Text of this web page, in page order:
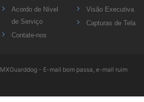
Acordo de Nível
de Serviço
Contate-nos
Visão Executiva
Capturas de Tela
MXGuarddog - E-mail bom passa, e-mail ruim